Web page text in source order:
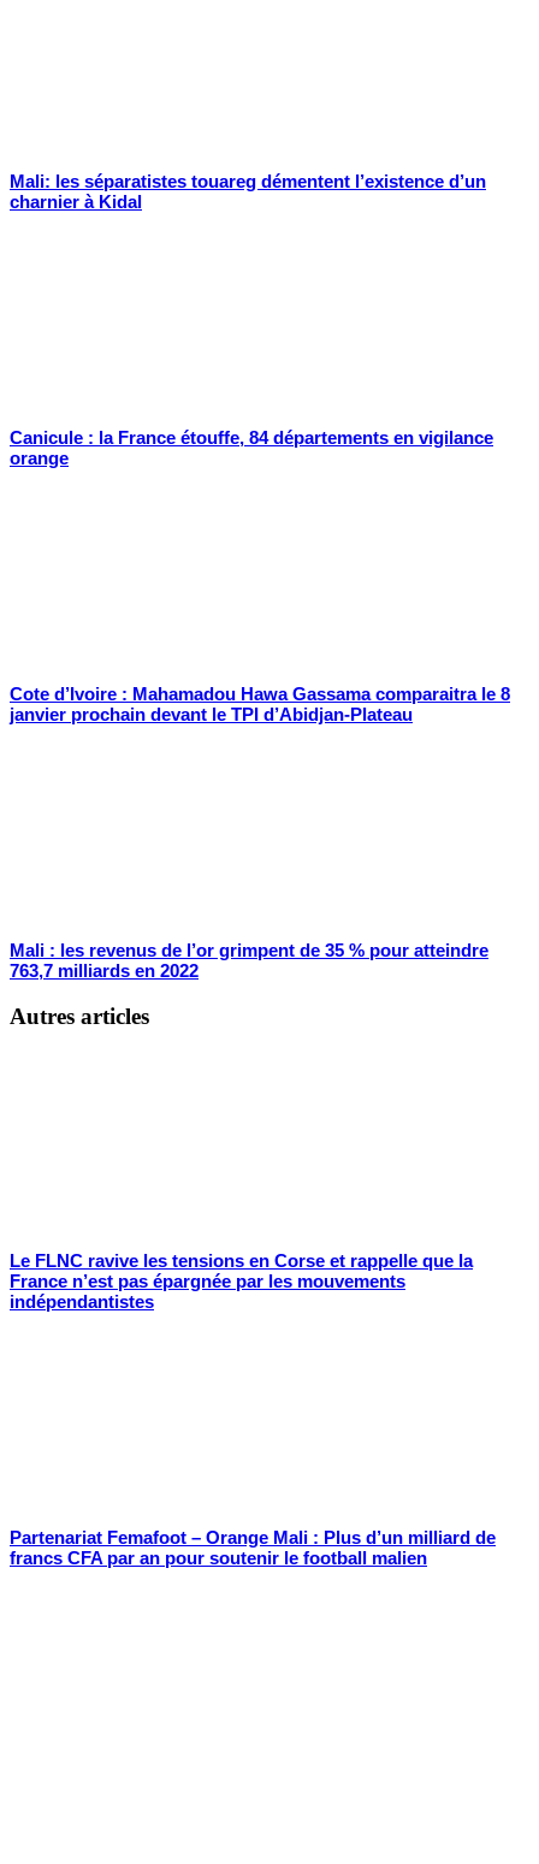
Mali: les séparatistes touareg démentent l’existence d’un
charnier à Kidal
Canicule : la France étouffe, 84 départements en vigilance
orange
Cote d’Ivoire : Mahamadou Hawa Gassama comparaitra le 8
janvier prochain devant le TPI d’Abidjan-Plateau
Mali : les revenus de l’or grimpent de 35 % pour atteindre
763,7 milliards en 2022
Autres articles
Le FLNC ravive les tensions en Corse et rappelle que la
France n’est pas épargnée par les mouvements
indépendantistes
Partenariat Femafoot – Orange Mali : Plus d’un milliard de
francs CFA par an pour soutenir le football malien